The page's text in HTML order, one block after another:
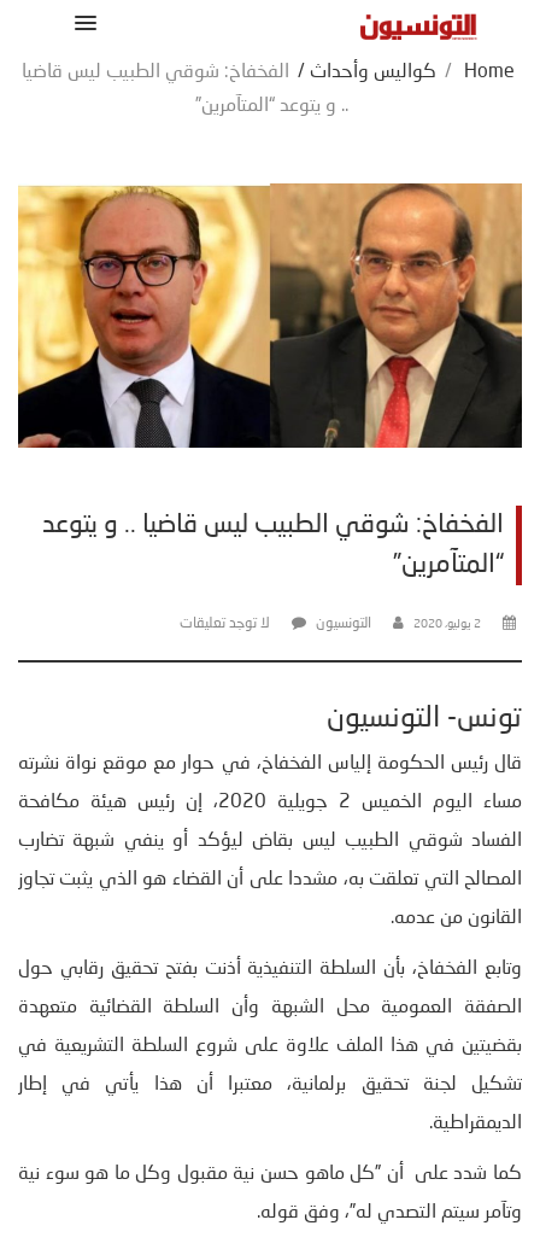
Home
/ كواليس وأحداث /
الفخفاخ: شوقي الطبيب ليس قاضيا
.. و يتوعد “المتآمرين”
الفخفاخ: شوقي الطبيب ليس قاضيا .. و يتوعد
“المتآمرين”
2 يوليو، 2020 التونسيون لا توجد تعليقات
تونس- التونسيون
قال رئيس الحكومة إلياس الفخفاخ، في حوار مع موقع نواة نشرته
مساء اليوم الخميس 2 جويلية 2020، إن رئيس هيئة مكافحة
الفساد شوقي الطبيب ليس بقاض ليؤكد أو ينفي شبهة تضارب
المصالح التي تعلقت به، مشددا على أن القضاء هو الذي يثبت تجاوز
القانون من عدمه.
وتابع الفخفاخ، بأن السلطة التنفيذية أذنت بفتح تحقيق رقابي حول
الصفقة العمومية محل الشبهة وأن السلطة القضائية متعهدة
بقضيتين في هذا الملف علاوة على شروع السلطة التشريعية في
تشكيل لجنة تحقيق برلمانية، معتبرا أن هذا يأتي في إطار
الديمقراطية.
كما شدد على أن ”كل ماهو حسن نية مقبول وكل ما هو سوء نية
وتآمر سيتم التصدي له”، وفق قوله.